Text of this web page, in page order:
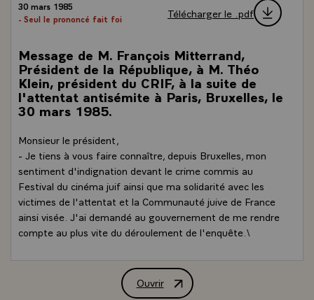
30 mars 1985
- Seul le prononcé fait foi
Télécharger le .pdf
Message de M. François Mitterrand,
Président de la République, à M. Théo
Klein, président du CRIF, à la suite de
l'attentat antisémite à Paris, Bruxelles, le
30 mars 1985.
Monsieur le président,
- Je tiens à vous faire connaître, depuis Bruxelles, mon
sentiment d'indignation devant le crime commis au
Festival du cinéma juif ainsi que ma solidarité avec les
victimes de l'attentat et la Communauté juive de France
ainsi visée. J'ai demandé au gouvernement de me rendre
compte au plus vite du déroulement de l'enquête.\
Ouvrir
Message de M. François Mitterrand,